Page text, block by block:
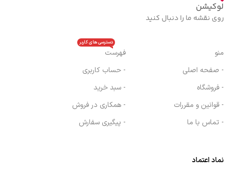
لوکیشن
روی نقشه ما را دنبال کنید
منو
- صفحه اصلی
- فروشگاه
- قوانین و مقررات
- تماس با ما
فهرست
دسترسی های کاربر
- حساب کاربری
- سبد خرید
- همکاری در فروش
- پیگیری سفارش
نماد اعتماد